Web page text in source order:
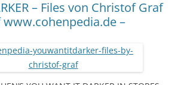
– Files von Christof Graf
www.cohenpedia.de –